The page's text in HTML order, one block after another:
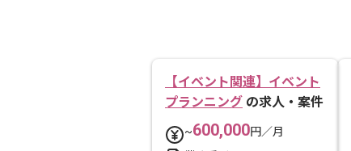
【イベント関連】イベント
プランニング の求人・案件
~600,000円／月